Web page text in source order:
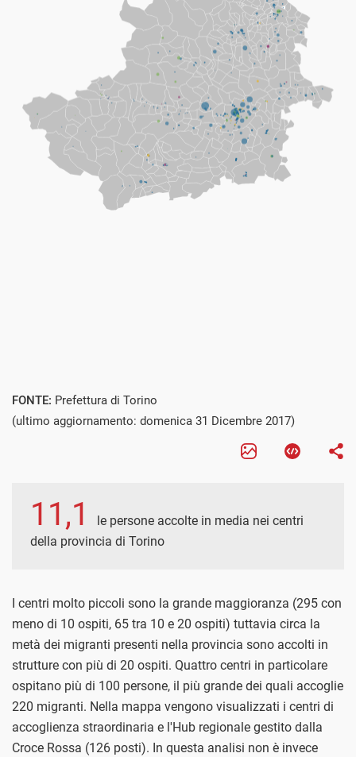
FONTE: Prefettura di Torino
(ultimo aggiornamento: domenica 31 Dicembre 2017)
11,1
le persone accolte in media nei centri
della provincia di Torino
I centri molto piccoli sono la grande maggioranza (295 con
meno di 10 ospiti, 65 tra 10 e 20 ospiti) tuttavia circa la
metà dei migranti presenti nella provincia sono accolti in
strutture con più di 20 ospiti. Quattro centri in particolare
ospitano più di 100 persone, il più grande dei quali accoglie
220 migranti. Nella mappa vengono visualizzati i centri di
accoglienza straordinaria e l'Hub regionale gestito dalla
Croce Rossa (126 posti). In questa analisi non è invece